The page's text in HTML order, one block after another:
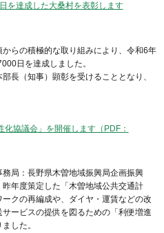
を達成した大桑村を表彰します
らの積極的な取り組みにより、令和6年
日を達成しました。
長（知事）顕彰を受けることとなり、
化協議会」を開催します（PDF：
局：長野県木曽地域振興局企画振興
年度策定した「木曽地域公共交通計
クの再編成や、ダイヤ・運賃などの改
ービスの提供を図るための「利便増進
した。